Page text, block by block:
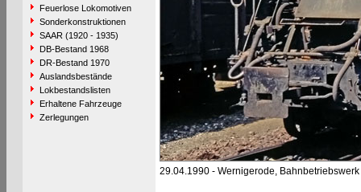
Feuerlose Lokomotiven
Sonderkonstruktionen
SAAR (1920 - 1935)
DB-Bestand 1968
DR-Bestand 1970
Auslandsbestände
Lokbestandslisten
Erhaltene Fahrzeuge
Zerlegungen
29.04.1990 - Wernigerode, Bahnbetriebswerk